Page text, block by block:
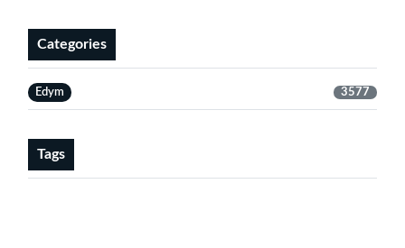
Categories
Edym 3577
Tags